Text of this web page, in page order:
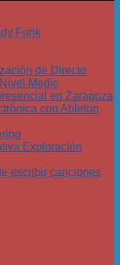
Funk
de Directo
Medio
en Zaragoza
con Ableton
Exploración
escribir canciones